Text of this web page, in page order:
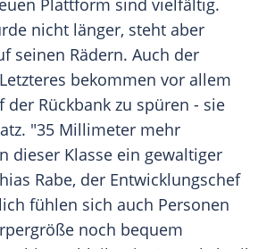
Plattform sind vielfältig.
nicht länger, steht aber
seinen Rädern. Auch der
bekommen vor allem
der Rückbank zu spüren - sie
"35 Millimeter mehr
dieser Klasse ein gewaltiger
Rabe, der Entwicklungschef
fühlen sich auch Personen
noch bequem